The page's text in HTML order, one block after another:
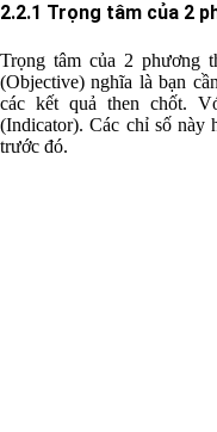
2.2.1 Trọng tâm của 2
Trọng tâm của 2 phương
(Objective) nghĩa là bạn
các kết quả then chốt.
(Indicator). Các chỉ số này
trước đó.